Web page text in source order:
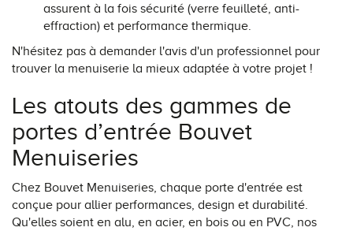
assurent à la fois sécurité (verre feuilleté, anti-
effraction) et performance thermique.
N'hésitez pas à demander l'avis d'un professionnel pour
trouver la menuiserie la mieux adaptée à votre projet !
Les atouts des gammes de
portes d’entrée Bouvet
Menuiseries
Chez Bouvet Menuiseries, chaque porte d'entrée est
conçue pour allier performances, design et durabilité.
Qu'elles soient en alu, en acier, en bois ou en PVC, nos